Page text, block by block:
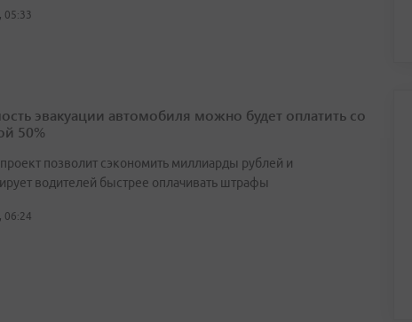
05:33
эвакуации автомобиля можно будет оплатить со
50%
позволит сэкономить миллиарды рублей и
водителей быстрее оплачивать штрафы
06:24